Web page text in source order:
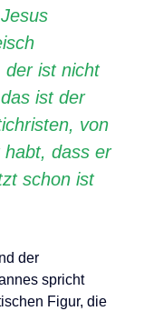
der ist nicht
ist der
von
habt, dass er
schon ist
der
spricht
Figur, die